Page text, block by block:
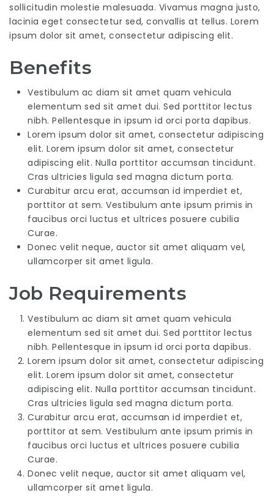
sollicitudin molestie malesuada. Vivamus magna justo,
lacinia eget consectetur sed, convallis at tellus. Lorem
ipsum dolor sit amet, consectetur adipiscing elit.
Benefits
Vestibulum ac diam sit amet quam vehicula
elementum sed sit amet dui. Sed porttitor lectus
nibh. Pellentesque in ipsum id orci porta dapibus.
Lorem ipsum dolor sit amet, consectetur adipiscing
elit. Lorem ipsum dolor sit amet, consectetur
adipiscing elit. Nulla porttitor accumsan tincidunt.
Cras ultricies ligula sed magna dictum porta.
Curabitur arcu erat, accumsan id imperdiet et,
porttitor at sem. Vestibulum ante ipsum primis in
faucibus orci luctus et ultrices posuere cubilia
Curae.
Donec velit neque, auctor sit amet aliquam vel,
ullamcorper sit amet ligula.
Job Requirements
Vestibulum ac diam sit amet quam vehicula
elementum sed sit amet dui. Sed porttitor lectus
nibh. Pellentesque in ipsum id orci porta dapibus.
Lorem ipsum dolor sit amet, consectetur adipiscing
elit. Lorem ipsum dolor sit amet, consectetur
adipiscing elit. Nulla porttitor accumsan tincidunt.
Cras ultricies ligula sed magna dictum porta.
Curabitur arcu erat, accumsan id imperdiet et,
porttitor at sem. Vestibulum ante ipsum primis in
faucibus orci luctus et ultrices posuere cubilia
Curae.
Donec velit neque, auctor sit amet aliquam vel,
ullamcorper sit amet ligula.